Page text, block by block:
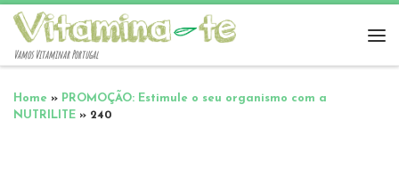
Vamos Vitaminar Portugal
Home » PROMOÇÃO: Estimule o seu organismo com a
NUTRILITE » 240